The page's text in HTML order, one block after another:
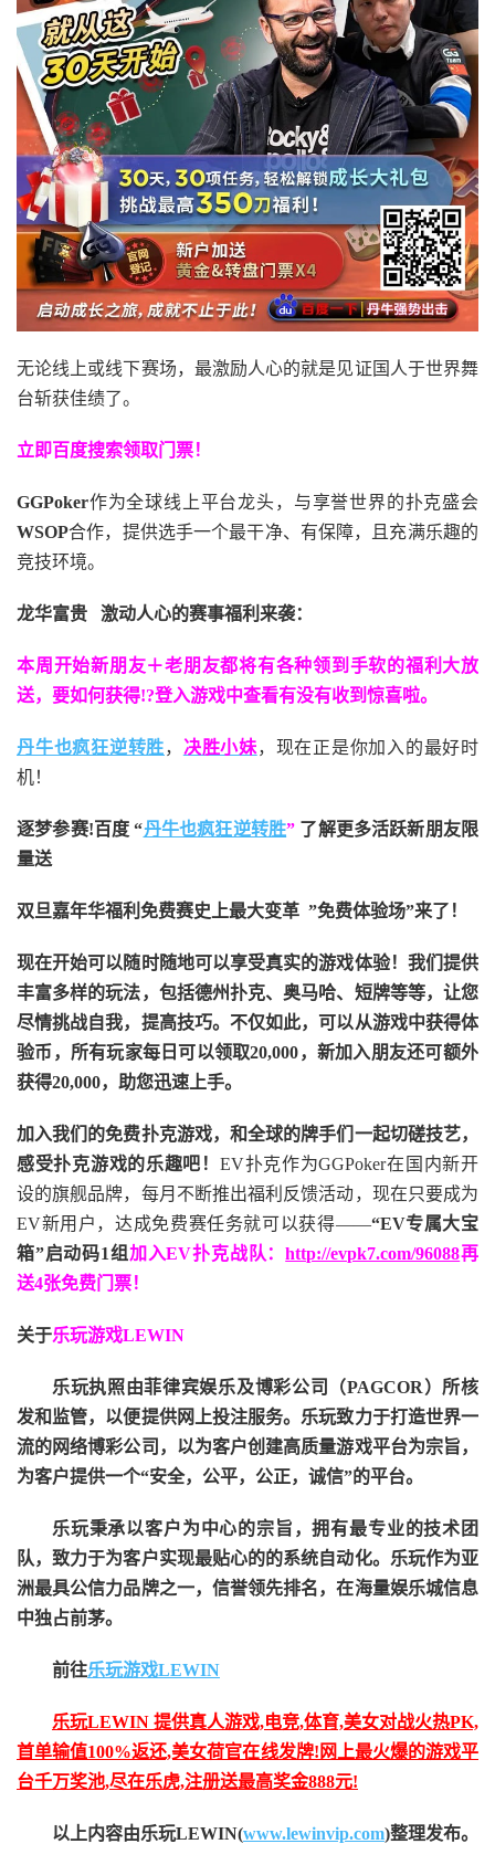
无论线上或线下赛场，最激励人心的就是见证国人于世界舞
台斩获佳绩了。
立即百度搜索领取门票！
GGPoker作为全球线上平台龙头，与享誉世界的扑克盛会
WSOP合作，提供选手一个最干净、有保障，且充满乐趣的
竞技环境。
龙华富贵 激动人心的赛事福利来袭：
本周开始新朋友＋老朋友都将有各种领到手软的福利大放
送，要如何获得!?登入游戏中查看有没有收到惊喜啦。
丹牛也疯狂逆转胜， 决胜小妹，现在正是你加入的最好时
机！
逐梦参赛!百度 “丹牛也疯狂逆转胜” 了解更多活跃新朋友限
量送
双旦嘉年华福利 免费赛史上最大变革 ”免费体验场”来了！
现在开始可以随时随地可以享受真实的游戏体验！我们提供
丰富多样的玩法，包括德州扑克、奥马哈、短牌等等，让您
尽情挑战自我，提高技巧。不仅如此， 可以从游戏中获得体
验币，所有玩家每日可以领取20,000，新加入朋友还可额外
获得20,000，助您迅速上手。
加入我们的免费扑克游戏，和全球的牌手们一起切磋技艺，
感受扑克游戏的乐趣吧！ EV扑克作为GGPoker在国内新开
设的旗舰品牌，每月不断推出福利反馈活动，现在只要成为
EV新用户，达成免费赛任务就可以获得——“EV专属大宝
箱”启动码1组 加入EV扑克战队：http://evpk7.com/96088再
送4张免费门票！
关于乐玩游戏LEWIN
乐玩执照由菲律宾娱乐及博彩公司（PAGCOR）所核
发和监管，以便提供网上投注服务。乐玩致力于打造世界一
流的网络博彩公司，以为客户创建高质量游戏平台为宗旨，
为客户提供一个“安全，公平，公正，诚信”的平台。
乐玩秉承以客户为中心的宗旨，拥有最专业的技术团
队，致力于为客户实现最贴心的的系统自动化。乐玩作为亚
洲最具公信力品牌之一，信誉领先排名，在海量娱乐城信息
中独占前茅。
前往乐玩游戏LEWIN
乐玩LEWIN 提供真人游戏,电竞,体育,美女对战火热PK,
首单输值100%返还,美女荷官在线发牌!网上最火爆的游戏平
台千万奖池,尽在乐虎,注册送最高奖金888元!
以上内容由乐玩LEWIN(www.lewinvip.com)整理发布。